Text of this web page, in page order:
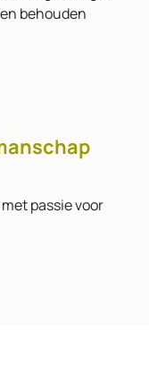
behouden
passie voor